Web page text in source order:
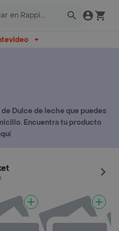
Dulce de leche que puedes
Encuentra tu producto